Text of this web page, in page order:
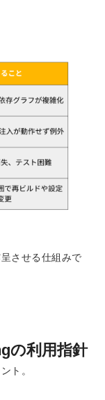
させる仕組みで
の利用指針
ト。